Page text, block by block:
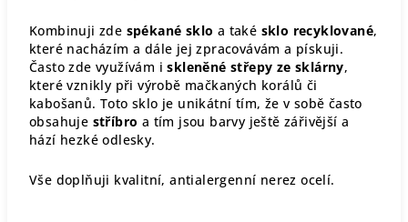
Kombinuji zde spékané sklo a také sklo recyklované,
které nacházím a dále jej zpracovávám a pískuji.
Často zde využívám iskleněné střepy ze sklárny,
které vznikly při výrobě mačkaných korálů či
kabošanů. Toto sklo je unikátní tím, že v sobě často
obsahuje stříbro a tím jsou barvy ještě zářivější a
hází hezké odlesky.
Vše doplňuji kvalitní, antialergenní nerez ocelí.